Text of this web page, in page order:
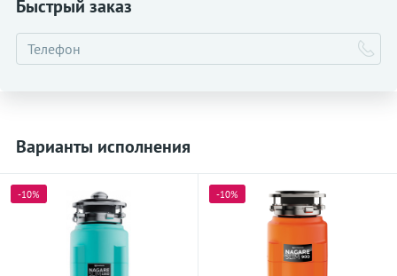
Быстрый заказ
Варианты исполнения
-10% -10%